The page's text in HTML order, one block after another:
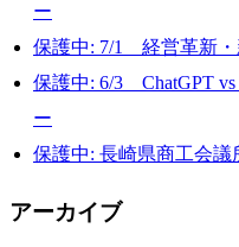
ー
保護中: 7/1 経営革新・
保護中: 6/3 ChatGPT vs
ー
保護中: 長崎県商工会議
アーカイブ